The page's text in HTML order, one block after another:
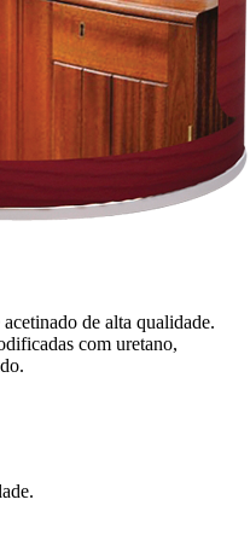
de alta qualidade.
com uretano,